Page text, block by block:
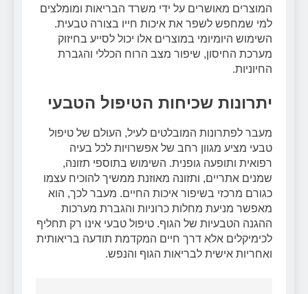
המוצרים מאושרים על ידי משרד הבריאות ומומלצים
למי שמחפש לשפר את איכות חייו בצורה טבעית.
השימוש היומיומי במוצרים אלו יכול לסייע בחיזוק
מערכת החיסון, שיפור מצב הרוח הכללי והגברת
החיוניות.
יתרונות שכיחות הטיפול הטבעי
מעבר לפתרונות המובלטים לעיל, העולם של טיפול
טבעי מציע מגוון רחב של אפשרויות לכל בעיה
רפואית ותופעה גופנית. השימוש בתוספי תזונה,
שמנים אתריים, ותזונה מאוזנת ממשיך להוכיח עצמו
כגורם מרכזי בשיפור איכות החיים. מעבר לכך, הוא
מאפשר מניעת מחלות כרוניות והגברת מערכות
ההגנה הטבעיות של הגוף. טיפול טבעי אינו רק תחליף
לכימיקלים אלא דרך חיים המקדמת תודעה בריאותית
ואחריות אישית לבריאות הגוף והנפש.